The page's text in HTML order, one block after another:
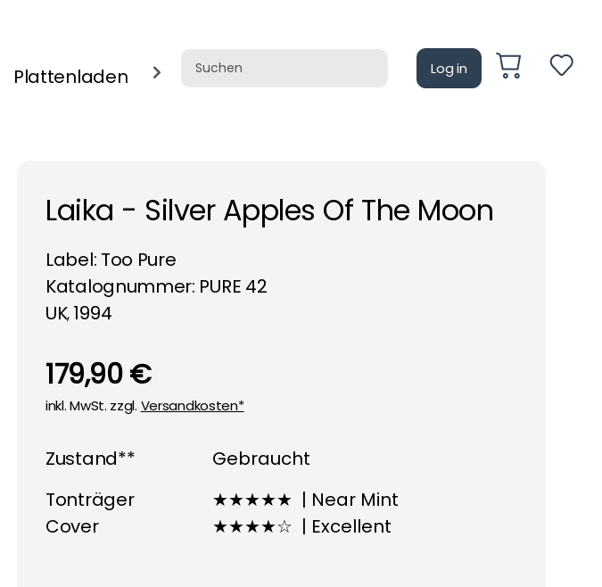
Log in
Plattenladen Ankauf
Laika - Silver Apples Of The Moon
Label: Too Pure
Katalognummer: PURE 42
UK, 1994
179,90 €
inkl. MwSt. zzgl. Versandkosten*
Zustand**
Gebraucht
Tonträger
★★★★★ | Near Mint
Cover
★★★★☆ | Excellent